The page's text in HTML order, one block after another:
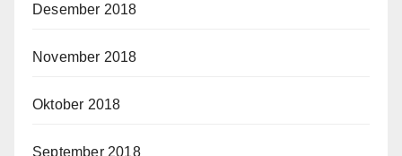
Desember 2018
November 2018
Oktober 2018
September 2018